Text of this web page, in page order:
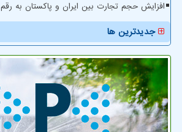
افزایش حجم تجارت بین ایران و پاکستان به رقم 10 میلیارد دلار
جدیدترین ها